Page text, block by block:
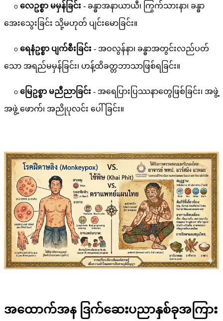
๐ လေဥစ္စာ မမှန်ခြင်း - ခန္ဓာအနာယာယီ၊ ကြွက်သားနာ၊ ခန္ဓာ
အေးသွေးခြင်း သို့မဟုတ် ပျင်းမောခြင်း။
๐ ရေနံဥစ္စာ ပျက်စီးခြင်း - အဝလွန်နာ၊ ခန္ဓာအတွင်းလည်ပတ်
သော အရည်မမှန်ခြင်း၊ ဟန့်ထိခတ္တဘာသာဖြစ်ရခြင်း။
๐ မြေဥစ္စာ မညီညာခြင်း - အရေပြားပြဿနာတွေဖြစ်ခြင်း၊ အဖွဲ့
အဖွဲ့ ဖောက်၊ အညိုပုလင်း ပေါ်ခြင်း။
အထောက်အန ဒြက်ဆေးပညာနှစ်ခုအကြား